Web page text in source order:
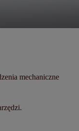
mechaniczne